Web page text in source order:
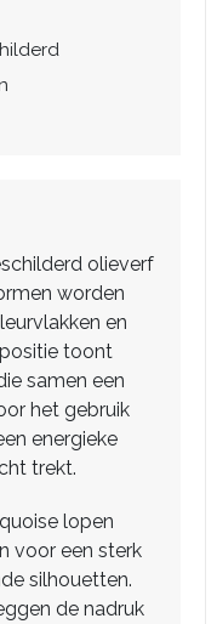
olieverf
worden
en
toont
samen een
het gebruik
energieke
trekt.
lopen
voor een sterk
silhouetten.
de nadruk